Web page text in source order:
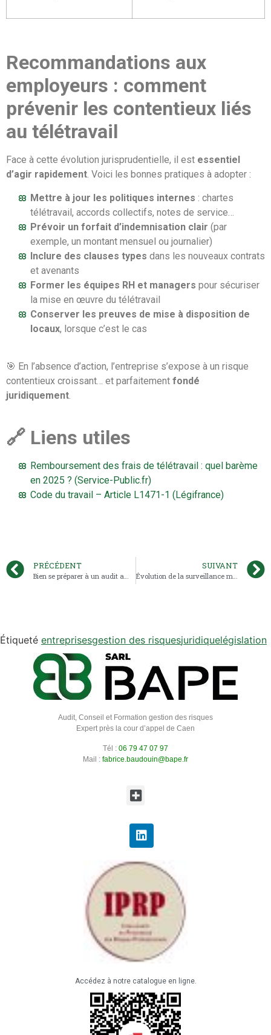
Recommandations aux
employeurs : comment
prévenir les contentieux liés
au télétravail
Face à cette évolution jurisprudentielle, il est essentiel
d’agir rapidement. Voici les bonnes pratiques à adopter :
Mettre à jour les politiques internes : chartes
télétravail, accords collectifs, notes de service…
Prévoir un forfait d’indemnisation clair (par
exemple, un montant mensuel ou journalier)
Inclure des clauses types dans les nouveaux contrats
et avenants
Former les équipes RH et managers pour sécuriser
la mise en œuvre du télétravail
Conserver les preuves de mise à disposition de
locaux, lorsque c’est le cas
🎯 En l’absence d’action, l’entreprise s’expose à un risque
contentieux croissant… et parfaitement fondé
juridiquement.
🔗 Liens utiles
Remboursement des frais de télétravail : quel barème
en 2025 ? (Service-Public.fr)
Code du travail – Article L1471-1 (Légifrance)
PRÉCÉDENT
Bien se préparer à un audit amiante : pourquoi c’est indispensable et comment y parvenir
SUIVANT
Évolution de la surveillance médicale des salariés habilités électriques
Étiqueté entreprisesgestion des risquesjuridiquelégislation
Audit, Conseil et Formation gestion des risques
Expert près la cour d’appel de Caen
Tél : 06 79 47 07 97
Mail : fabrice.baudouin@bape.fr
Accédez à notre catalogue en ligne.